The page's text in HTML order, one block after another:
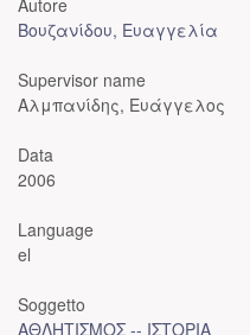
Autore
Βουζανίδου, Ευαγγελία
Supervisor name
Αλμπανίδης, Ευάγγελος
Data
2006
Language
el
Soggetto
ΑΘΛΗΤΙΣΜΟΣ -- ΙΣΤΟΡΙΑ